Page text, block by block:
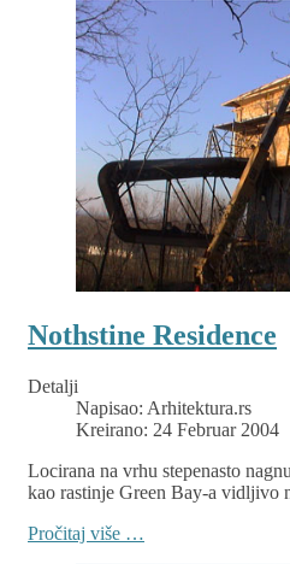
Nothstine Residence
Detalji
Napisao: Arhitektura.rs
Kreirano: 24 Februar 2004
Locirana na vrhu stepenasto
kao rastinje Green Bay-a vidljivo
Pročitaj više …